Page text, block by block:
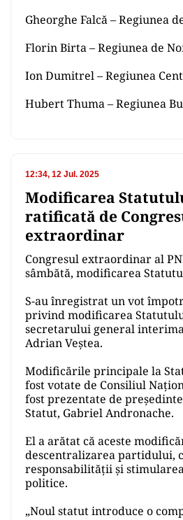
Gheorghe Falcă – Regiunea
Florin Birta – Regiunea de
Ion Dumitrel – Regiunea
Hubert Thuma – Regiunea
12:34, 12 Jul. 2025
Modificarea
ratificată de
extraordinar
Congresul extraordinar al
sâmbătă, modificarea
S-au înregistrat un vot
privind modificarea
secretarului general
Adrian Veștea.
Modificările principale la
fost votate de Consiliul
fost prezentate de
Statut, Gabriel Andronache.
El a arătat că aceste
descentralizarea partidului,
responsabilității și
politice.
„Noul statut introduce o